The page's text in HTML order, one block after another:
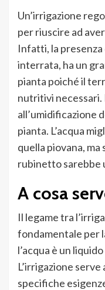
Un’irrigazione
per riuscire ad
Infatti, la
interrata, ha un
pianta poiché il
nutritivi necessari.
all’umidificazione
pianta. L’acqua
quella piovana, ma
rubinetto sarebbe
A cosa
Il legame tra
fondamentale per
l’acqua è un
L’irrigazione
specifiche